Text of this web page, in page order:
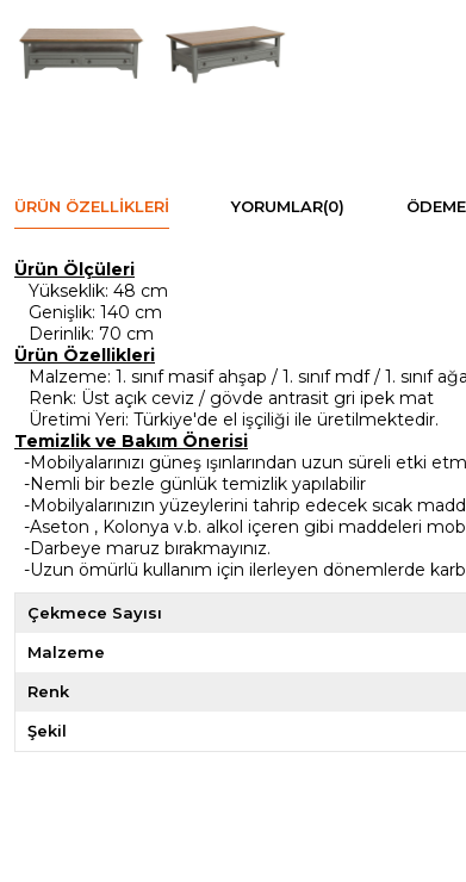
ÜRÜN ÖZELLIKLERI YORUMLAR(0)
Ürün Ölçüleri
Yükseklik: 48 cm
Genişlik: 140 cm
Derinlik: 70 cm
Ürün Özellikleri
Malzeme: 1. sınıf masif ahşap / 1. sınıf mdf / 1. sınıf
Renk: Üst açık ceviz / gövde antrasit gri ipek mat
Üretimi Yeri: Türkiye'de el işçiliği ile üretilmektedir.
Temizlik ve Bakım Önerisi
-Mobilyalarınızı güneş ışınlarından uzun süreli etki
-Nemli bir bezle günlük temizlik yapılabilir
-Mobilyalarınızın yüzeylerini tahrip edecek sıcak
-Aseton , Kolonya v.b. alkol içeren gibi maddeleri
-Darbeye maruz bırakmayınız.
-Uzun ömürlü kullanım için ilerleyen dönemlerde
Çekmece Sayısı
Malzeme
Renk
Şekil